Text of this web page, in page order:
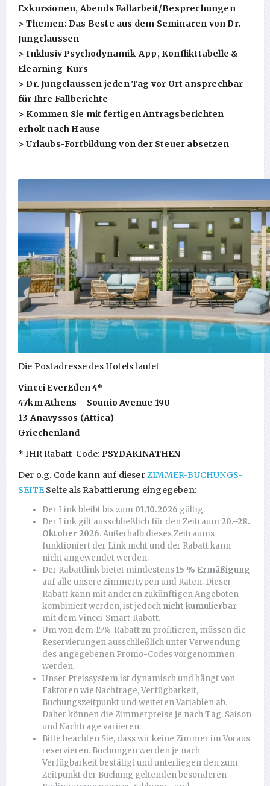
Exkursionen, Abends Fallarbeit/Besprechungen
> Themen: Das Beste aus dem Seminaren von Dr.
Jungclaussen
> Inklusiv Psychodynamik-App, Konflikttabelle &
Elearning-Kurs
> Dr. Jungclaussen jeden Tag vor Ort ansprechbar
für Ihre Fallberichte
> Kommen Sie mit fertigen Antragsberichten
erholt nach Hause
> Urlaubs-Fortbildung von der Steuer absetzen
Die Postadresse des Hotels lautet
Vincci EverEden 4*
47km Athens – Sounio Avenue 190
13 Anavyssos (Attica)
Griechenland
* IHR Rabatt-Code: PSYDAKINATHEN
Der o.g. Code kann auf dieserZIMMER-BUCHUNGS-
SEITESeite als Rabattierung eingegeben:
Der Link bleibt bis zum 01.10.2026 gültig.
Der Link gilt ausschließlich für den Zeitraum20.–28.
Oktober 2026. Außerhalb dieses Zeitraums
funktioniert der Link nicht und der Rabatt kann
nicht angewendet werden.
Der Rabattlink bietet mindestens15 % Ermäßigung
auf alle unsere Zimmertypen und Raten. Dieser
Rabatt kann mit anderen zukünftigen Angeboten
kombiniert werden, ist jedoch nicht kumulierbar
mit dem Vincci-Smart-Rabatt.
Um von dem 15%-Rabatt zu profitieren, müssen die
Reservierungen ausschließlich unter Verwendung
des angegebenen Promo-Codes vorgenommen
werden.
Unser Preissystem ist dynamisch und hängt von
Faktoren wie Nachfrage, Verfügbarkeit,
Buchungszeitpunkt und weiteren Variablen ab.
Daher können die Zimmerpreise je nach Tag, Saison
und Nachfrage variieren.
Bitte beachten Sie, dass wir keine Zimmer im Voraus
reservieren. Buchungen werden je nach
Verfügbarkeit bestätigt und unterliegen den zum
Zeitpunkt der Buchung geltenden besonderen